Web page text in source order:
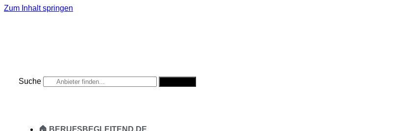
Zum Inhalt springen
Suche
🏠 BERUFSBEGLEITEND.DE